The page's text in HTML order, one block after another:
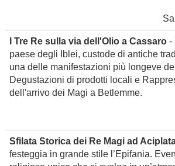
I Tre Re sulla via dell'Olio a Cassaro -
paese degli Iblei, custode di antiche
una delle manifestazioni più longeve
Degustazioni di prodotti locali e
dell'arrivo dei Magi a Betlemme.
Sfilata Storica dei Re Magi ad
festeggia in grande stile l’Epifania.